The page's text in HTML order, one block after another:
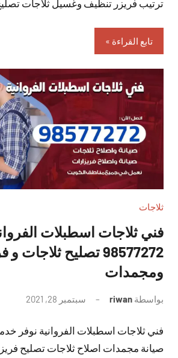
ترتيب فريزر تنظيف وغسيل ثلاجات
تابع القراءة
ثلاجات
فني ثلاجات اسطبلات
98577272 تصليح
ومجمدات
بواسطة riwan سبتمبر 28, 2021
فني ثلاجات اسطبلات الفروانية نوفر
صيانة مجمدات اصلاح ثلاجات تصليح